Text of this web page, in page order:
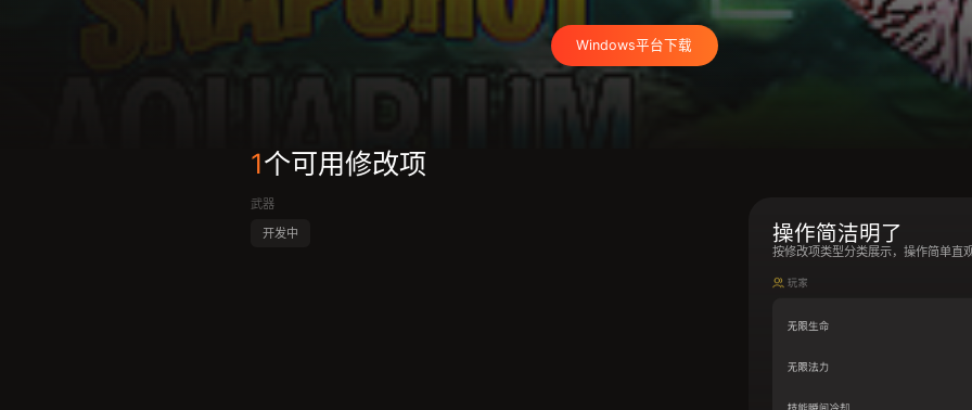
Windows平台下载
1个可用修改项
武器
开发中
操作简洁明了
按修改项类型分类展示，操作简单直